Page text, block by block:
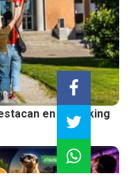
en el ranking